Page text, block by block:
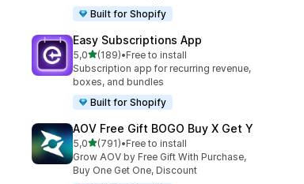
Built for Shopify
Easy Subscriptions App
5,0z 5 hvězd
(189)
Celkový počet recenzí: 189
•Free to install
Subscription app for recurring revenue,
boxes, and bundles
Built for Shopify
AOV Free Gift BOGO Buy X Get Y
5,0z 5 hvězd
(791)
Celkový počet recenzí: 791
•Free to install
Grow AOV by Free Gift With Purchase,
Buy One Get One, Discount